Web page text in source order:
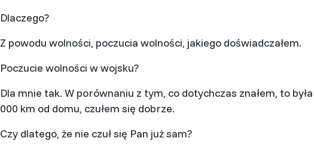
Dlaczego?
Z powodu wolności, poczucia wolności, jakiego doświadczałem.
Poczucie wolności w wojsku?
Dla mnie tak. W porównaniu z tym, co dotychczas znałem, to
000 km od domu, czułem się dobrze.
Czy dlatego, że nie czuł się Pan już sam?